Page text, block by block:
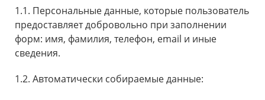
1.1. Персональные данные, которые пользователь
предоставляет добровольно при заполнении
форм: имя, фамилия, телефон, email и иные
сведения.
1.2. Автоматически собираемые данные: